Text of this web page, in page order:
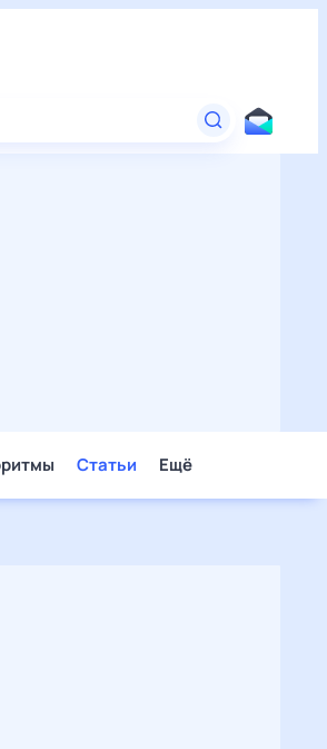
Статьи Ещё